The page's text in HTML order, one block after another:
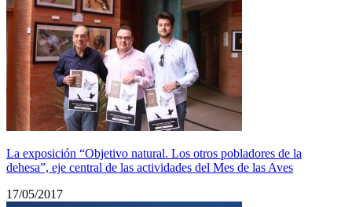
La exposición “Objetivo natural. Los otros pobladores de la
dehesa”, eje central de las actividades del Mes de las Aves
17/05/2017